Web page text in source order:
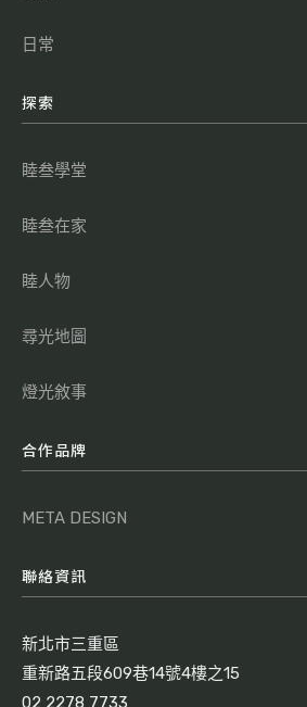
日常
探索
睦叁學堂
睦叁在家
睦人物
尋光地圖
燈光敘事
合作品牌
META DESIGN
聯絡資訊
新北市三重區
重新路五段609巷14號4樓之15
02 2278 7733